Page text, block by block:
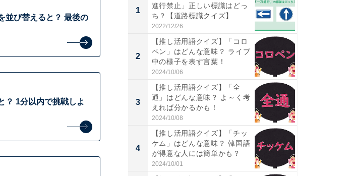
並び替えると？ 最後の
？ 1分以内で挑戦しよ
1
進行禁止」正しい標識はどっ
ち？【道路標識クイズ】
2022/12/26
2
【推し活用語クイズ】「コロ
ペン」はどんな意味？ ライブ
中の様子を表す言葉！
2024/10/06
3
【推し活用語クイズ】「全
通」はどんな意味？ よ～く考
えれば分かるかも！
2024/10/08
4
【推し活用語クイズ】「チッ
ケム」はどんな意味？ 韓国語
が得意な人には簡単かも？
2024/10/01